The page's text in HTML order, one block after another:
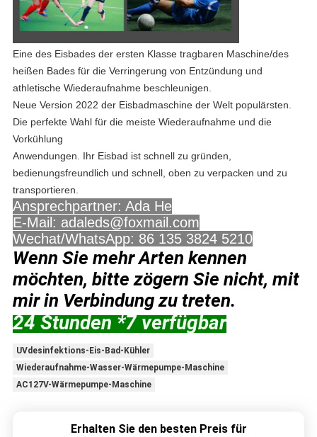
Eine des Eisbades der ersten Klasse tragbaren Maschine/des
heißen Bades für die Verringerung von Entzündung und
athletische Wiederaufnahme beschleunigen.
Neue Version 2022 der Eisbadmaschine der Welt populärsten.
Die perfekte Wahl für die meiste Wiederaufnahme und die
Vorkühlung
Anwendungen. Ihr Eisbad ist schnell zu gründen,
bedienungsfreundlich und schnell, oben zu verpacken und zu
transportieren.
Ansprechpartner: Ada He
E-Mail: adaleds@foxmail.com
Wechat/WhatsApp: 86 135 3824 5210
Wenn Sie mehr Arten kennen
möchten, bitte zögern Sie nicht, mit
mir in Verbindung zu treten.
24 Stunden *7 verfügbar
UVdesinfektions-Eis-Bad-Kühler
Wiederaufnahme-Wasser-Wärmepumpe-Maschine
AC127V-Wärmepumpe-Maschine
Erhalten Sie den besten Preis für